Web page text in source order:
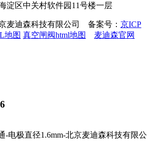
淀区中关村软件园11号楼一层
麦迪森科技有限公司 备案号： 京ICP
地图 真空闸阀html地图 麦迪森官网